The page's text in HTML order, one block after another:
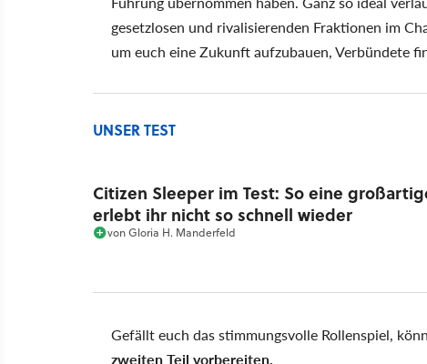
gesetzlosen und rivalisierenden Fraktionen im
um euch eine Zukunft aufzubauen, Verbündete
UNSER TEST
Citizen Sleeper im Test: So eine
erlebt ihr nicht so schnell wieder
vonGloria H. Manderfeld
Gefällt euch das stimmungsvolle Rollenspiel,
zweiten Teil vorbereiten.